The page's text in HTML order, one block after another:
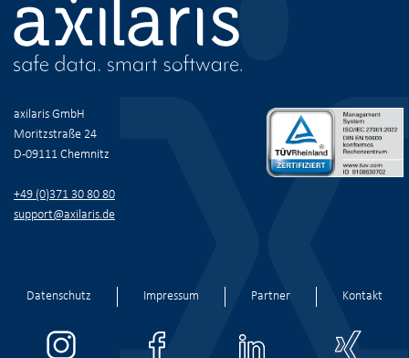
axilaris GmbH
Moritzstraße 24
D-09111 Chemnitz
+49 (0)371 30 80 80
support@axilaris.de
Navigation
Datenschutz Impressum Partner Kontakt